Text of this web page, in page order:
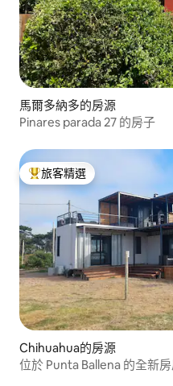
馬爾多納多的房源
Pinares parada 27 的房子
旅客精選榜首
旅客精選
Chihuahua的房源
位於 Punta Ballena 的全新